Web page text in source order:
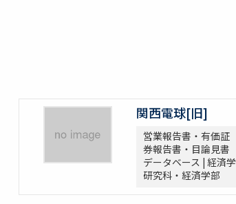
関西電球[旧]
営業報告書・有価証
券報告書・目論見書
データベース | 経済学
研究科・経済学部